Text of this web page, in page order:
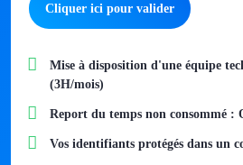
Cliquer ici pour valider
Mise à disposition d'une équipe
(3H/mois)
Report du temps non consommé :
Vos identifiants protégés dans un